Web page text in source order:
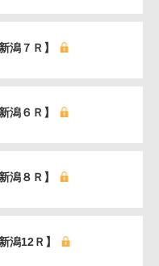
潟７Ｒ】
潟６Ｒ】
潟８Ｒ】
潟12Ｒ】